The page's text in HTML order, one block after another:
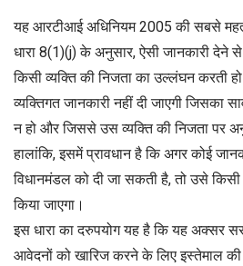
यह आरटीआई अधिनियम 2005 की सबसे
धारा 8(1)(j) के अनुसार, ऐसी जानकारी देने
किसी व्यक्ति की निजता का उल्लंघन करती
व्यक्तिगत जानकारी नहीं दी जाएगी जिसका
न हो और जिससे उस व्यक्ति की निजता पर
हालांकि, इसमें प्रावधान है कि अगर कोई
विधानमंडल को दी जा सकती है, तो उसे किसी
किया जाएगा।
इस धारा का दरुपयोग यह है कि यह अक्सर
आवेदनों को खारिज करने के लिए इस्तेमाल